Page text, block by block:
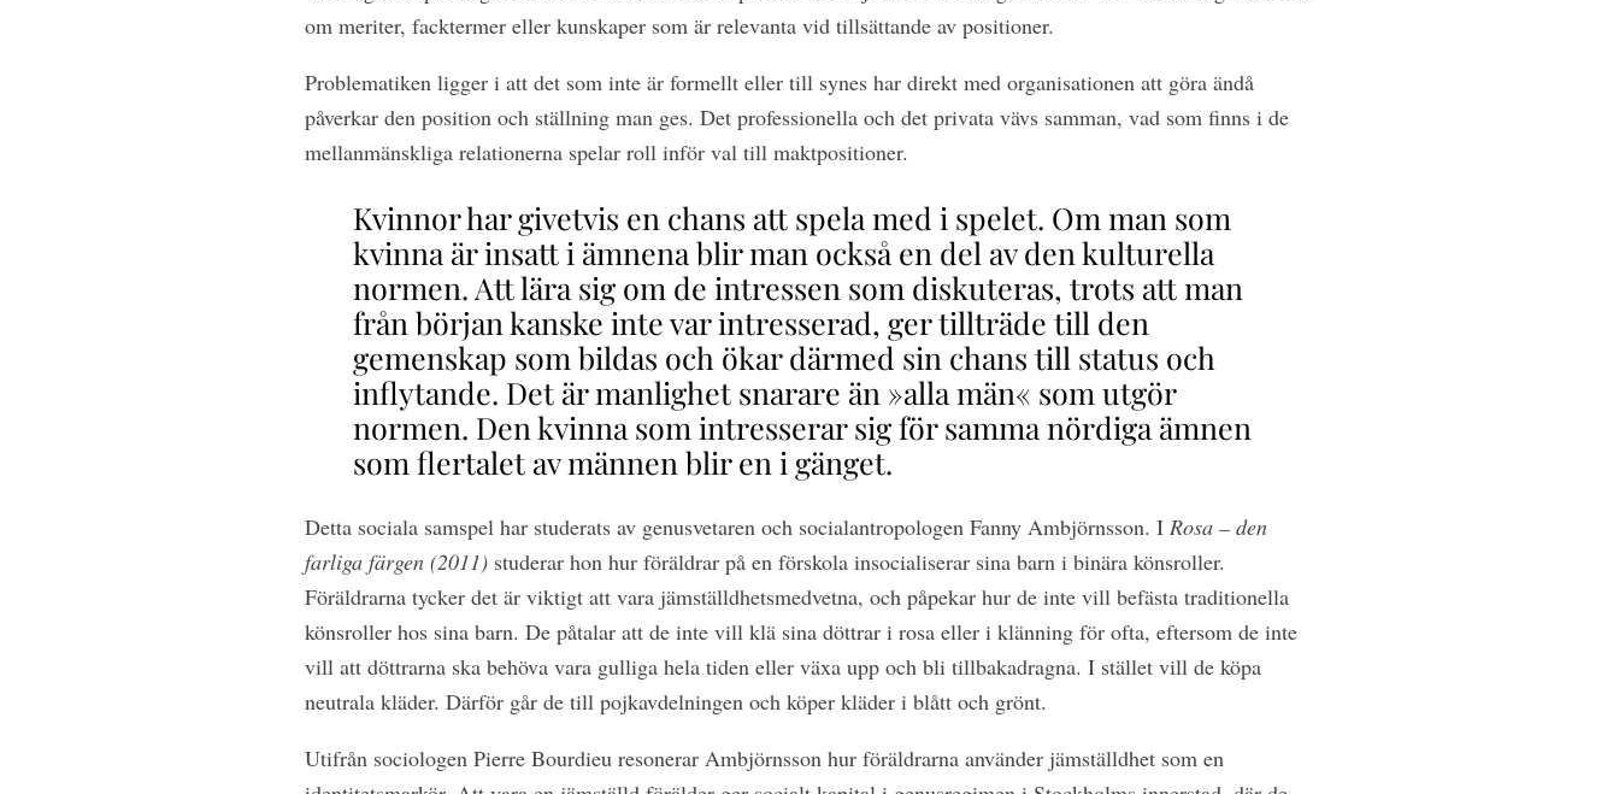
om meriter, facktermer eller kunskaper som är relevanta vid tillsättande av positioner.
Problematiken ligger i att det som inte är formellt eller till synes har direkt med organisationen att göra ändå
påverkar den position och ställning man ges. Det professionella och det privata vävs samman, vad som finns i de
mellanmänskliga relationerna spelar roll inför val till maktpositioner.
Kvinnor har givetvis en chans att spela med i spelet. Om man som
kvinna är insatt i ämnena blir man också en del av den kulturella
normen. Att lära sig om de intressen som diskuteras, trots att man
från början kanske inte var intresserad, ger tillträde till den
gemenskap som bildas och ökar därmed sin chans till status och
inflytande. Det är manlighet snarare än »alla män« som utgör
normen. Den kvinna som intresserar sig för samma nördiga ämnen
som flertalet av männen blir en i gänget.
Detta sociala samspel harstuderats av genusvetaren och socialantropologen Fanny Ambjörnsson. I Rosa – den
farliga färgen (2011)studerar hon hur föräldrar på en förskola insocialiserar sina barn i binära könsroller.
Föräldrarna tycker det är viktigt att vara jämställdhetsmedvetna, och påpekar hur de inte vill befästa traditionella
könsroller hos sina barn. De påtalar att de inte vill klä sina döttrar i rosa eller i klänning för ofta, eftersom de inte
vill att döttrarna ska behöva vara gulliga hela tiden eller växa upp och bli tillbakadragna. I stället vill de köpa
neutrala kläder. Därför går de till pojkavdelningen och köper kläder i blått och grönt.
Utifrån sociologen Pierre Bourdieu resonerar Ambjörnsson hur föräldrarna använder jämställdhet som en